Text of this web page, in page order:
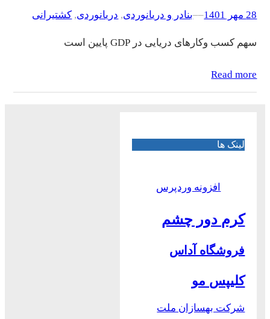
28 مهر 1401 –
–بنادر و دریانوردی, دریانوردی, کشتیرانی
سهم کسب وکارهای دریایی در GDP پایین است
Read more
لینک ها
افزونه وردپرس
کرم دور چشم
فروشگاه آداس
کلیپس مو
شرکت بهسازان ملت